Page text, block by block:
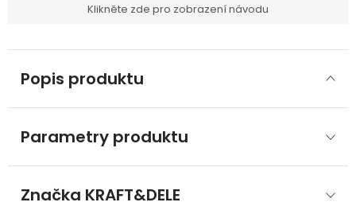
Klikněte zde pro zobrazení návodu
Popis produktu
Parametry produktu
Značka KRAFT&DELE